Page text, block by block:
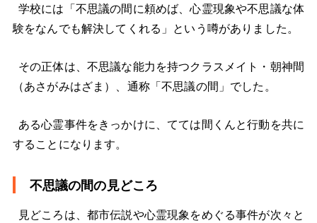
学校には「不思議の間に頼めば、心霊現象や不思議な体
験をなんでも解決してくれる」という噂がありました。
その正体は、不思議な能力を持つクラスメイト・朝神間
（あさがみはざま）、通称「不思議の間」でした。
ある心霊事件をきっかけに、てては間くんと行動を共に
することになります。
不思議の間の見どころ
見どころは、都市伝説や心霊現象をめぐる事件が次々と